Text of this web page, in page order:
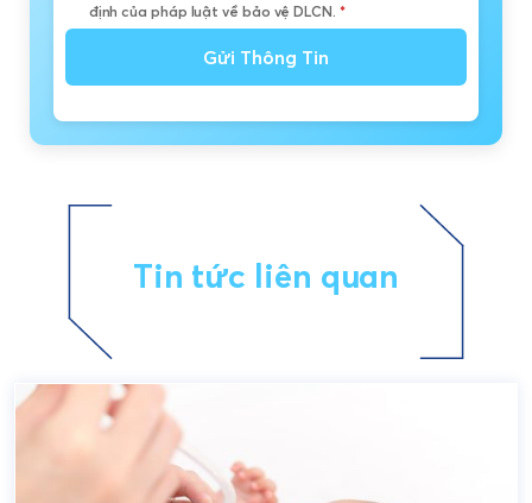
định của pháp luật về bảo vệ DLCN. *
Gửi Thông Tin
Tin tức liên quan